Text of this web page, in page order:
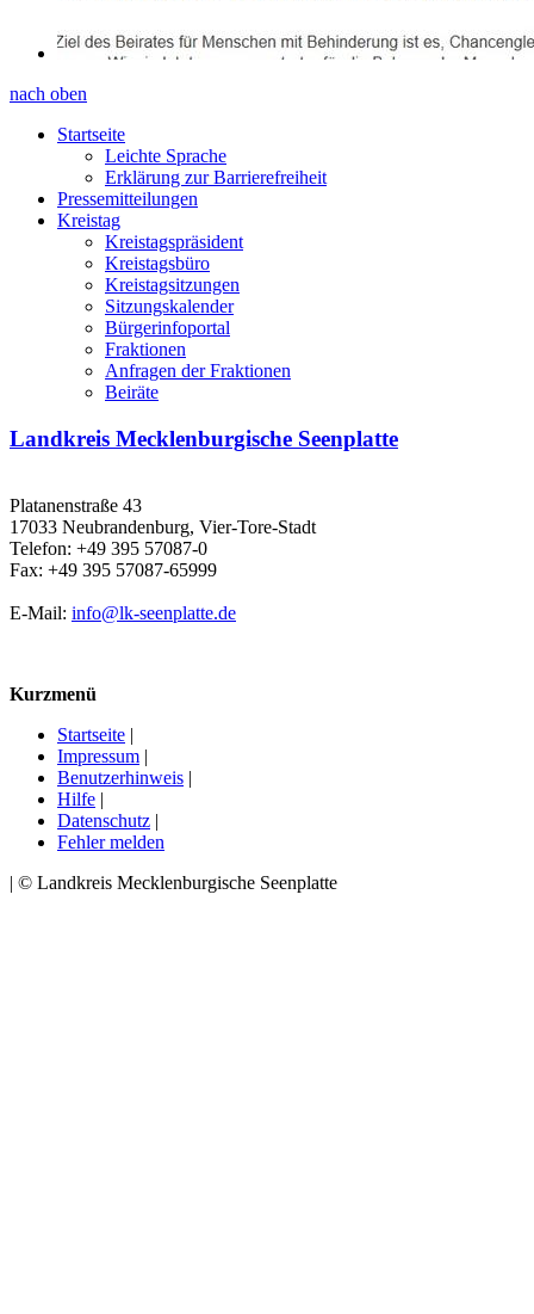
nach oben
Startseite
Leichte Sprache
Erklärung zur Barrierefreiheit
Pressemitteilungen
Kreistag
Kreistagspräsident
Kreistagsbüro
Kreistagsitzungen
Sitzungskalender
Bürgerinfoportal
Fraktionen
Anfragen der Fraktionen
Beiräte
Landkreis Mecklenburgische Seenplatte
Platanenstraße 43
17033 Neubrandenburg, Vier-Tore-Stadt
Telefon: +49 395 57087-0
Fax: +49 395 57087-65999
E-Mail: info@lk-seenplatte.de
Kurzmenü
Startseite
Impressum
Benutzerhinweis
Hilfe
Datenschutz
Fehler melden
| © Landkreis Mecklenburgische Seenplatte